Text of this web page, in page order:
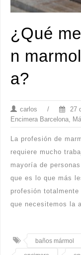
¿Qué
n
a?
carlos / 27
Encimera Barcelona,
La profesión de
requiere mucho
mayoría de
que es lo que más
profesión
que necesitemos la
baños mármol